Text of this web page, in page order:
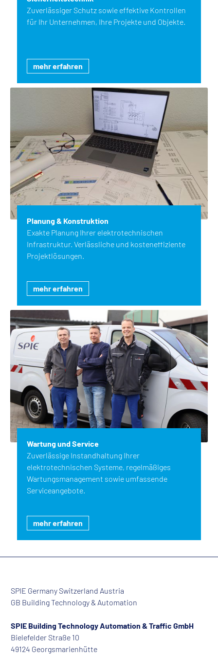
Zuverlässiger Schutz sowie effektive Kontrollen
für Ihr Unternehmen, Ihre Projekte und Objekte.
mehr erfahren
Planung & Konstruktion
Exakte Planung Ihrer elektrotechnischen
Infrastruktur. Verlässliche und kosteneffiziente
Projektlösungen.
mehr erfahren
Wartung und Service
Zuverlässige Instandhaltung Ihrer
elektrotechnischen Systeme, regelmäßiges
Wartungsmanagement sowie umfassende
Serviceangebote.
mehr erfahren
SPIE Germany Switzerland Austria
GB Building Technology & Automation
SPIE Building Technology Automation & Traffic GmbH
Bielefelder Straße 10
49124 Georgsmarienhütte